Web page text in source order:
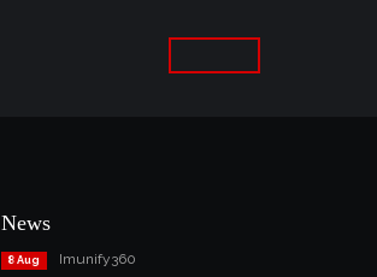
News
8 Aug Imunify360